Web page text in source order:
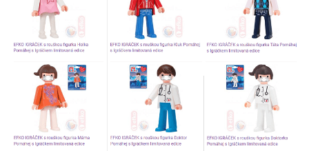
Hračkářství
Přihlášení